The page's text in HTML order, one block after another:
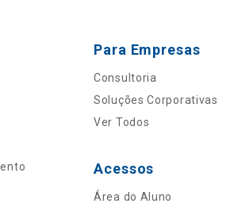
Para Empresas
Consultoria
Soluções Corporativas
Ver Todos
Acessos
Área do Aluno